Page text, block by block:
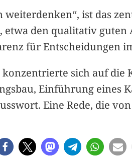
weiterdenken“, ist das
etwa den qualitativ
für Entscheidungen
konzentrierte sich auf die
Einführung eines
Eine Rede, die